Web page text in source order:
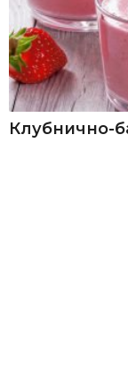
Клубнично-